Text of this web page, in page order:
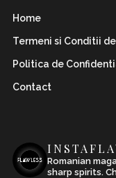
Home
Termeni si Conditii
Politica de
Contact
Romanian
sharp spirits.